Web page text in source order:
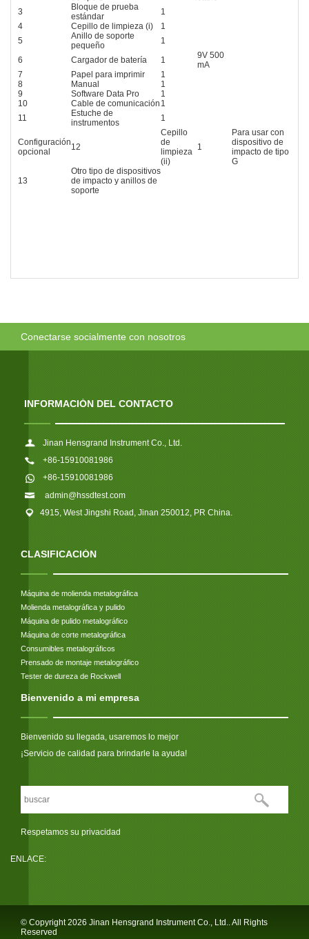
3
Bloque de prueba
estándar
1
4
Cepillo de limpieza (i)
1
5
Anillo de soporte
pequeño
1
6
Cargador de batería 1
9V 500
mA
7
Papel para imprimir
1
8
Manual
1
9
Software Data Pro
1
10
Cable de comunicación 1
11
Estuche de
instrumentos
1
Configuración
opcional
12
Cepillo
de
limpieza
(ii)
1
Para usar con
dispositivo de
impacto de tipo
G
13
Otro tipo de dispositivos
de impacto y anillos de
soporte
Conectarse socialmente con nosotros
INFORMACIÓN DEL CONTACTO
Jinan Hensgrand Instrument Co., Ltd.
+86-15910081986
+86-15910081986
admin@hssdtest.com
4915, West Jingshi Road, Jinan 250012, PR China.
CLASIFICACIÓN
Máquina de molienda metalográfica
Molienda metalográfica y pulido
Máquina de pulido metalográfico
Máquina de corte metalográfica
Consumibles metalográficos
Prensado de montaje metalográfico
Tester de dureza de Rockwell
Bienvenido a mi empresa
Bienvenido su llegada, usaremos lo mejor
¡Servicio de calidad para brindarle la ayuda!
Respetamos su privacidad
ENLACE:
© Copyright 2026 Jinan Hensgrand Instrument Co., Ltd.. All Rights
Reserved